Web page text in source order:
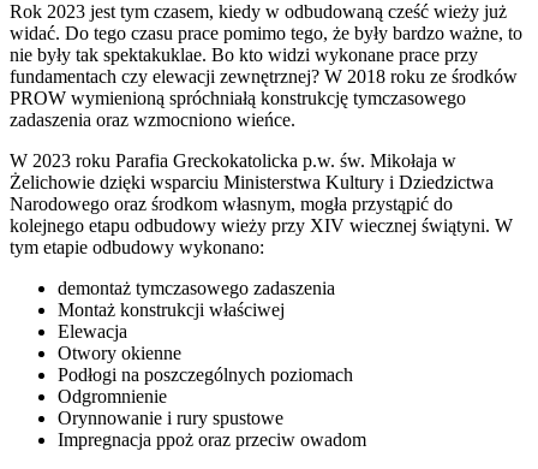
Rok 2023 jest tym czasem, kiedy w odbudowaną cześć wieży już
widać. Do tego czasu prace pomimo tego, że były bardzo ważne, to
nie były tak spektakuklae. Bo kto widzi wykonane prace przy
fundamentach czy elewacji zewnętrznej? W 2018 roku ze środków
PROW wymienioną spróchniałą konstrukcję tymczasowego
zadaszenia oraz wzmocniono wieńce.
W 2023 roku Parafia Greckokatolicka p.w. św. Mikołaja w
Żelichowie dzięki wsparciu Ministerstwa Kultury i Dziedzictwa
Narodowego oraz środkom własnym, mogła przystąpić do
kolejnego etapu odbudowy wieży przy XIV wiecznej świątyni. W
tym etapie odbudowy wykonano:
demontaż tymczasowego zadaszenia
Montaż konstrukcji właściwej
Elewacja
Otwory okienne
Podłogi na poszczególnych poziomach
Odgromnienie
Orynnowanie i rury spustowe
Impregnacja ppoż oraz przeciw owadom